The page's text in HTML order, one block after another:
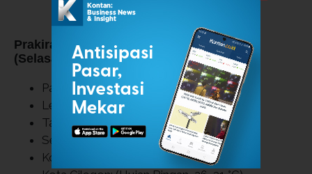
Prakiraan Cuaca Provinsi Banten Hari ini
(Selasa, 19 Mei 2026):
Pandeglang:(Berawan ,25–32 °C)
Lebak:(Hujan Ringan ,25–31 °C)
Tangerang:(Cerah Berawan ,26–31 °C)
Serang:(Berawan ,26–32 °C)
Kota Tangerang:
(Berawan ,26–31 °C)